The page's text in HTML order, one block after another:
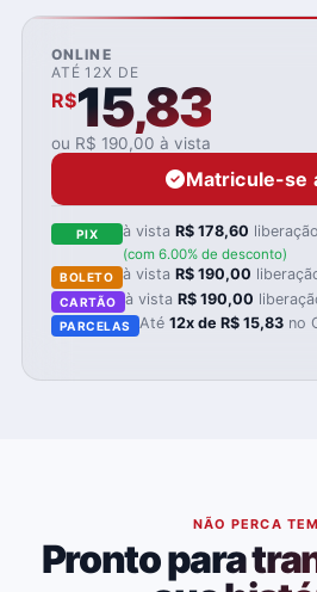
ONLINE
ATÉ 12X DE
R$15,83
ou R$ 190,00 à vista
Matricule-se
PIX à vistaR$ 178,60
(com 6.00% de desconto)
BOLETO à vistaR$ 190,00
CARTÃO à vista R$ 190,00
PARCELAS Até12x de R$ 15,83 no
NÃO PERCA
Pronto para